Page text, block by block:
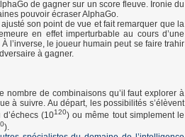
de gagner sur un score fleuve. Ironie du
pouvoir écraser AlphaGo.
son point de vue et fait remarquer que la
en effet imperturbable au cours d’une
l’inverse, le joueur humain peut se faire trahir
à gagner.
nombre de combinaisons qu’il faut explorer à
à suivre. Au départ, les possibilités s’élèvent
(10120) ou même tout simplement le
).